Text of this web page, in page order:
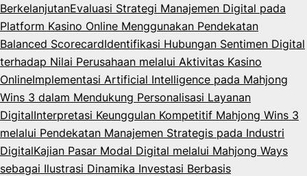
BerkelanjutanEvaluasi Strategi Manajemen Digital pada
Platform Kasino Online Menggunakan Pendekatan
Balanced ScorecardIdentifikasi Hubungan Sentimen Digital
terhadap Nilai Perusahaan melalui Aktivitas Kasino
OnlineImplementasi Artificial Intelligence pada Mahjong
Wins 3 dalam Mendukung Personalisasi Layanan
DigitalInterpretasi Keunggulan Kompetitif Mahjong Wins 3
melalui Pendekatan Manajemen Strategis pada Industri
DigitalKajian Pasar Modal Digital melalui Mahjong Ways
sebagai Ilustrasi Dinamika Investasi Berbasis